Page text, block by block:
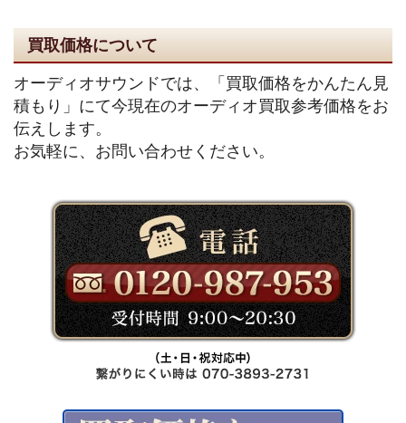
買取価格について
オーディオサウンドでは、「買取価格をかんたん見
積もり」にて今現在のオーディオ買取参考価格をお
伝えします。
お気軽に、お問い合わせください。